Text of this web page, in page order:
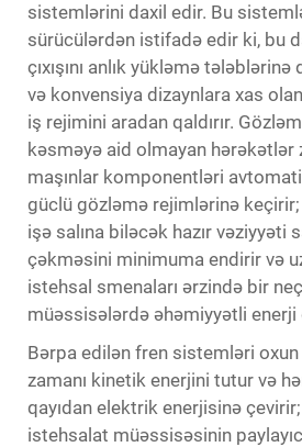
sistemlərini daxil edir. Bu
sürücülərdən istifadə edir ki, bu
çıxışını anlık yükləmə
və konvensiya dizaynlara xas
iş rejimini aradan qaldırır.
kəsməyə aid olmayan hərəkətlər
maşınlar komponentləri
güclü gözləmə rejimlərinə
işə salına biləcək hazır vəziyyəti
çəkməsini minimuma endirir və
istehsal smenaları ərzində bir
müəssisələrdə əhəmiyyətli enerji
Bərpa edilən fren sistemləri oxun
zamanı kinetik enerjini tutur və
qayıdan elektrik enerjisinə
istehsalat müəssisəsinin